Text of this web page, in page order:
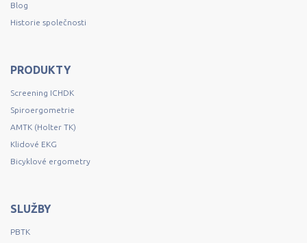
Blog
Historie společnosti
PRODUKTY
Screening ICHDK
Spiroergometrie
AMTK (Holter TK)
Klidové EKG
Bicyklové ergometry
SLUŽBY
PBTK